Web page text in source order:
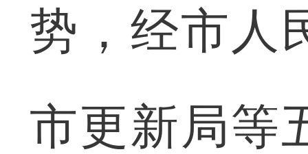
势，经市人
市更新局等